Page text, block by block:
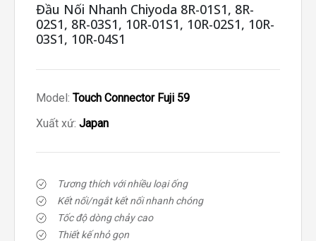
Đầu Nối Nhanh Chiyoda 8R-01S1, 8R-
02S1, 8R-03S1, 10R-01S1, 10R-02S1, 10R-
03S1, 10R-04S1
Model: Touch Connector Fuji 59
Xuất xứ: Japan
Tương thích với nhiều loại ống
Kết nối/ngắt kết nối nhanh chóng
Tốc độ dòng chảy cao
Thiết kế nhỏ gọn